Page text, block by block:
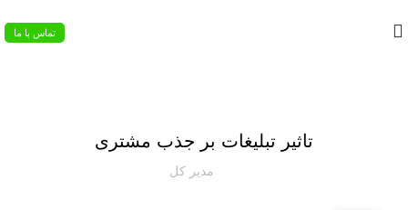
تماس با ما
تاثیر تبلیغات بر جذب مشتری
مدیر کل